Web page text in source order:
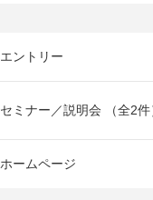
エントリー
セミナー／説明会 （全2件
ホームページ